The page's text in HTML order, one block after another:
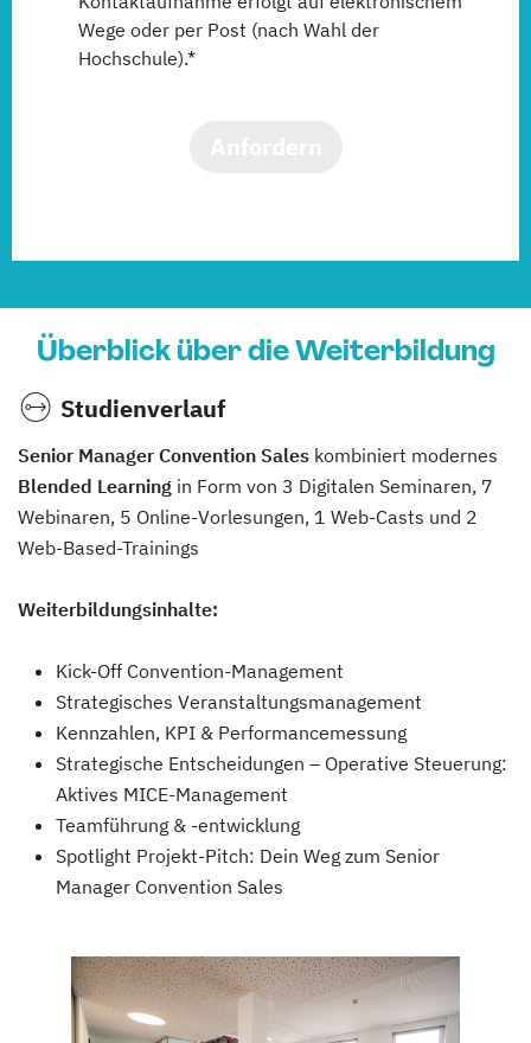
Wege oder per Post (nach Wahl der
Hochschule).*
Überblick über die Weiterbildung
Studienverlauf
Senior Manager Convention Sales kombiniert modernes
Blended Learning in Form von 3 Digitalen Seminaren, 7
Webinaren, 5 Online-Vorlesungen, 1 Web-Casts und 2
Web-Based-Trainings
Weiterbildungsinhalte:
Kick-Off Convention-Management
Strategisches Veranstaltungsmanagement
Kennzahlen, KPI & Performancemessung
Strategische Entscheidungen – Operative Steuerung:
Aktives MICE-Management
Teamführung & -entwicklung
Spotlight Projekt-Pitch: Dein Weg zum Senior
Manager Convention Sales